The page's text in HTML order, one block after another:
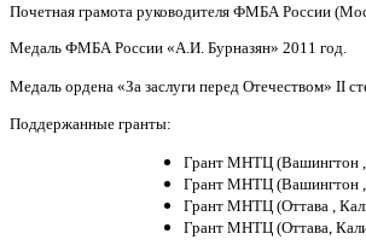
Почетная грамота руководителя ФМБА России
Медаль ФМБА России «А.И. Бурназян» 2011 год.
Медаль ордена «За заслуги перед Отечеством» II
Поддержанные гранты:
Грант МНТЦ (Вашингтон ,
Грант МНТЦ (Вашингтон ,
Грант МНТЦ (Оттава ,
Грант МНТЦ (Оттава,